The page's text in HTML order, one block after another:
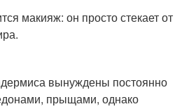
макияж: он просто стекает от
вынуждены постоянно
прыщами, однако